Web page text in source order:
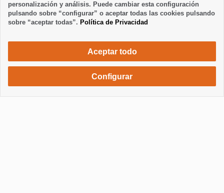
630 €/ semana
personalización y análisis. Puede cambiar esta configuración
pulsando sobre “configurar” o aceptar todas las cookies pulsando
sobre “aceptar todas”. Política de Privacidad
Aceptar todo
Configurar